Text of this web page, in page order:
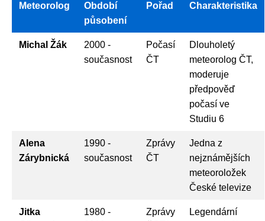
Meteorolog
Období
působení
Pořad Charakteristika
Michal Žák
2000 -
současnost
Počasí
ČT
Dlouholetý
meteorolog ČT,
moderuje
předpověď
počasí ve
Studiu 6
Alena
Zárybnická
1990 -
současnost
Zprávy
ČT
Jedna z
nejznámějších
meteoroložek
České televize
Jitka
1980 -
Zprávy
Legendární